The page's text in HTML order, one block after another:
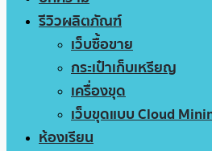
รีวิวผลิตภัณฑ์
เว็บซื้อขาย
กระเป๋าเก็บเหรียญ
เครื่องขุด
เว็บขุดแบบ Cloud
ห้องเรียน